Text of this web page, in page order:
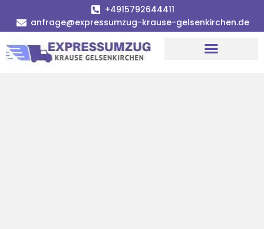
+4915792644411
anfrage@expressumzug-krause-gelsenkirchen.de